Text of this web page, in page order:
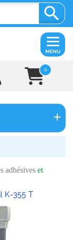

0
MENU
adhésives et
K-355 T